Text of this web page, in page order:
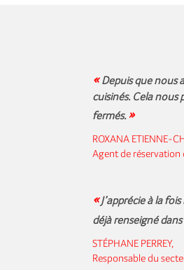
« Depuis que nous
cuisinés. Cela
fermés. »
ROXANA ETIENNE-
Agent de réservation
« J’apprécie à la
déjà renseigné
STÉPHANE PERREY,
Responsable du